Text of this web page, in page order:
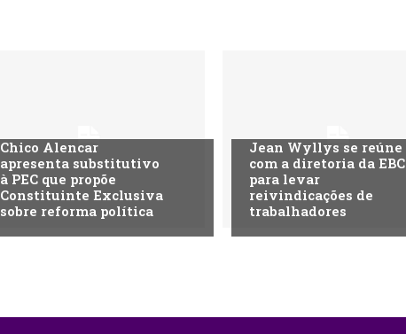
Chico Alencar
apresenta substitutivo
à PEC que propõe
Constituinte Exclusiva
sobre reforma política
Jean Wyllys se reúne
com a diretoria da EBC
para levar
reivindicações de
trabalhadores